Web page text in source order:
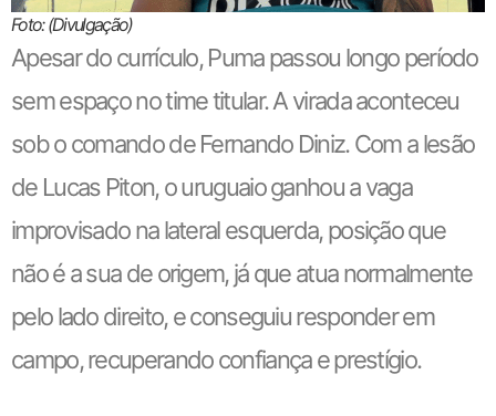
Foto: (Divulgação)
Apesar do currículo, Puma passou longo período
sem espaço no time titular. A virada aconteceu
sob o comando de Fernando Diniz. Com a lesão
de Lucas Piton, o uruguaio ganhou a vaga
improvisado na lateral esquerda, posição que
não é a sua de origem, já que atua normalmente
pelo lado direito, e conseguiu responder em
campo, recuperando confiança e prestígio.